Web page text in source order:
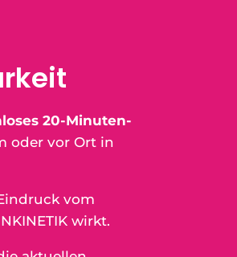
20-Minuten-
oder vor Ort in
vom
wirkt.